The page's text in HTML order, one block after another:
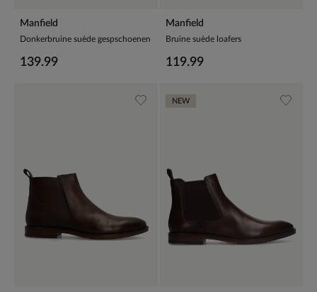
Manfield
Donkerbruine suède gespschoenen
139.99
Manfield
Bruine suède loafers
119.99
NEW